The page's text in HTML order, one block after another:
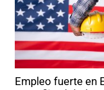
Empleo fuerte en